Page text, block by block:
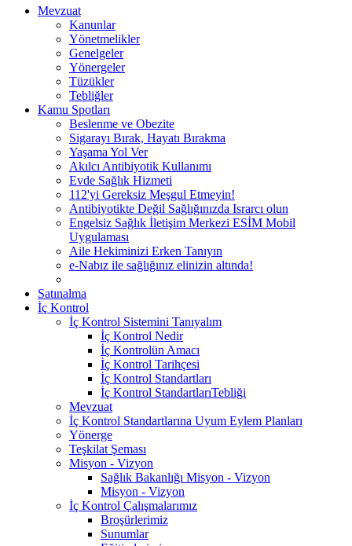
Mevzuat
Kanunlar
Yönetmelikler
Genelgeler
Yönergeler
Tüzükler
Tebliğler
Kamu Spotları
Beslenme ve Obezite
Sigarayı Bırak, Hayatı Bırakma
Yaşama Yol Ver
Akılcı Antibiyotik Kullanımı
Evde Sağlık Hizmeti
112'yi Gereksiz Meşgul Etmeyin!
Antibiyotikte Değil Sağlığınızda Israrcı olun
Engelsiz Sağlık İletişim Merkezi ESİM Mobil
Uygulaması
Aile Hekiminizi Erken Tanıyın
e-Nabız ile sağlığınız elinizin altında!
Satınalma
İç Kontrol
İç Kontrol Sistemini Tanıyalım
İç Kontrol Nedir
İç Kontrolün Amacı
İç Kontrol Tarihçesi
İç Kontrol Standartları
İç Kontrol StandartlarıTebliği
Mevzuat
İç Kontrol Standartlarına Uyum Eylem Planları
Yönerge
Teşkilat Şeması
Misyon - Vizyon
Sağlık Bakanlığı Misyon - Vizyon
Misyon - Vizyon
İç Kontrol Çalışmalarımız
Broşürlerimiz
Sunumlar